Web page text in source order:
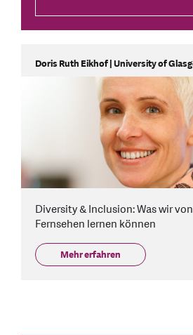
Doris Ruth Eikhof | University of
Diversity & Inclusion: Was wir
Fernsehen lernen können
Mehr erfahren